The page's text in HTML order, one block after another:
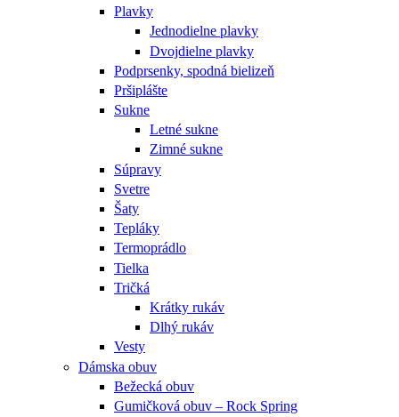
Plavky
Jednodielne plavky
Dvojdielne plavky
Podprsenky, spodná bielizeň
Pršiplášte
Sukne
Letné sukne
Zimné sukne
Súpravy
Svetre
Šaty
Tepláky
Termoprádlo
Tielka
Tričká
Krátky rukáv
Dlhý rukáv
Vesty
Dámska obuv
Bežecká obuv
Gumičková obuv – Rock Spring